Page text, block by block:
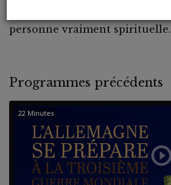
personne vraiment spirituelle.
Programmes précédents
22 Minutes